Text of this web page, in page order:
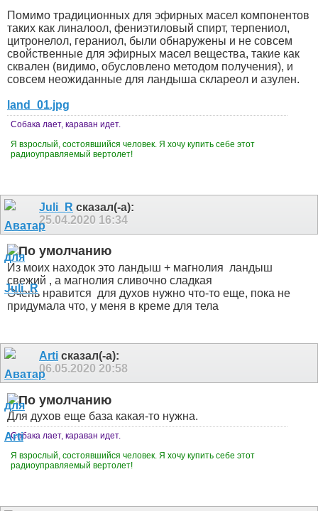
Помимо традиционных для эфирных масел компонентов
таких как линалоол, фениэтиловый спирт, терпениол,
цитронелол, гераниол, были обнаружены и не совсем
свойственные для эфирных масел вещества, такие как
сквален (видимо, обусловлено методом получения), и
совсем неожиданные для ландыша склареол и азулен.
land_01.jpg
Собака лает, караван идет.
Я взрослый, состоявшийся человек. Я хочу купить себе этот
радиоуправляемый вертолет!
Juli_R сказал(-а):
25.04.2020 16:34
Из моих находок это ландыш + магнолия ландыш
свежий , а магнолия сливочно сладкая
Очень нравится для духов нужно что-то еще, пока не
придумала что, у меня в креме для тела
Arti сказал(-а):
06.05.2020 20:58
Для духов еще база какая-то нужна.
Собака лает, караван идет.
Я взрослый, состоявшийся человек. Я хочу купить себе этот
радиоуправляемый вертолет!